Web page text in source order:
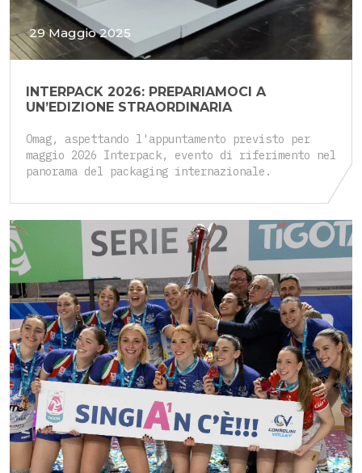
29 Maggio 2025
INTERPACK 2026: PREPARIAMOCI A
UN’EDIZIONE STRAORDINARIA
Omag, aspettando l'appuntamento previsto per
maggio 2026 Interpack, evento di riferimento nel
panorama del packaging internazionale.